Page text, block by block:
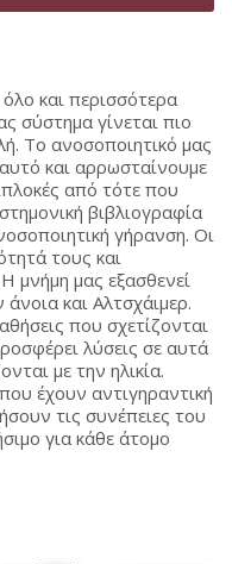
και περισσότερα
σύστημα γίνεται πιο
Το ανοσοποιητικό μας
και αρρωσταίνουμε
από τότε που
βιβλιογραφία
γήρανση. Οι
τους και
μνήμη μας εξασθενεί
και Αλτσχάιμερ.
που σχετίζονται
λύσεις σε αυτά
με την ηλικία.
έχουν αντιγηραντική
τις συνέπειες του
για κάθε άτομο